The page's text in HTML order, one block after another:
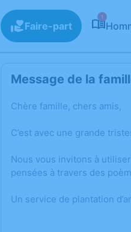
Faire-part
1
Message de la
Chère famille, chers amis,
C’est avec une grande
Nous vous invitons à
pensées à travers des
Un service de plantation